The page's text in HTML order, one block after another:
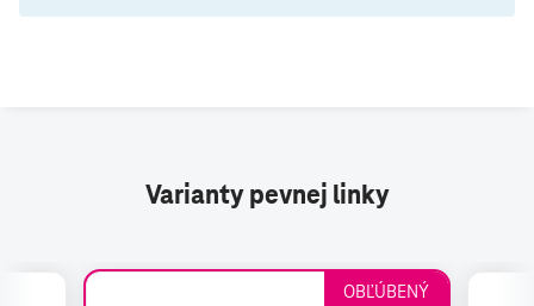
Varianty pevnej linky
OBĽÚBENÝ